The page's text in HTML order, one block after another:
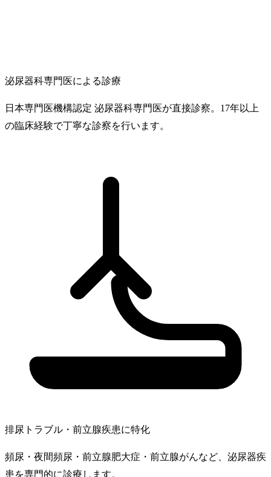
泌尿器科専門医による診療
日本専門医機構認定 泌尿器科専門医が直接診察。17年以上
の臨床経験で丁寧な診察を行います。
排尿トラブル・前立腺疾患に特化
頻尿・夜間頻尿・前立腺肥大症・前立腺がんなど、泌尿器疾
患を専門的に診療します。